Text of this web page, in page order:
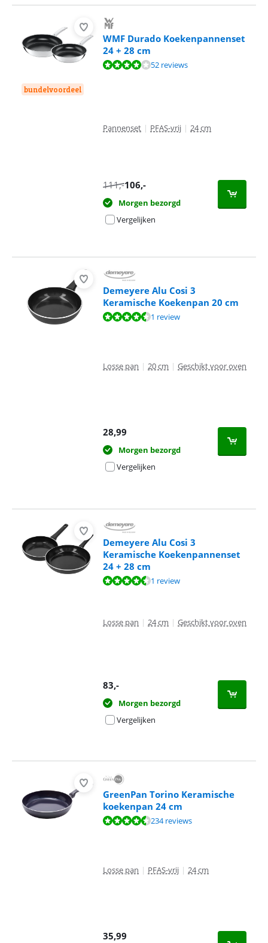
bundelvoordeel
WMF Durado Koekenpannenset
24 + 28 cm
Beoordeling is 7,9 van de 10, gebaseerd op 52 reviews.
52 reviews
Pannenset | PFAS-vrij | 24 cm
111,-106,-
Morgen bezorgd
Vergelijken
Demeyere Alu Cosi 3
Keramische Koekenpan 20 cm
Beoordeling is 9,3 van de 10, gebaseerd op 1 review.
1 review
Losse pan | 20 cm | Geschikt voor oven
28,99
Morgen bezorgd
Vergelijken
Demeyere Alu Cosi 3
Keramische Koekenpannenset
24 + 28 cm
Beoordeling is 9,3 van de 10, gebaseerd op 1 review.
1 review
Losse pan | 24 cm | Geschikt voor oven
83,-
Morgen bezorgd
Vergelijken
GreenPan Torino Keramische
koekenpan 24 cm
Beoordeling is 8,8 van de 10, gebaseerd op 234 reviews.
234 reviews
Losse pan | PFAS-vrij | 24 cm
35,99